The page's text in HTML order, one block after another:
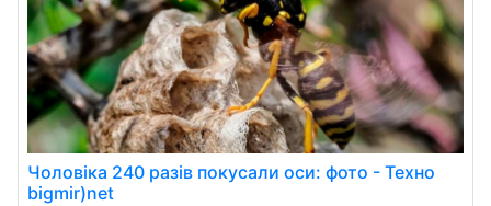
Чоловіка 240 разів покусали оси: фото - Техно
bigmir)net